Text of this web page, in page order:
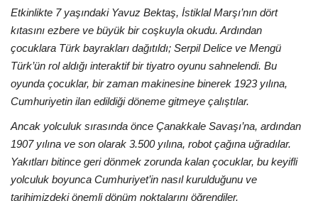
Teknoloji
Hakkımızda
Galeri
İletişim
Dilim
Etkinlikte 7 yaşındaki Yavuz Bektaş, İstiklal Marşı’nın dört
kıtasını ezbere ve büyük bir coşkuyla okudu. Ardından
çocuklara Türk bayrakları dağıtıldı; Serpil Delice ve Mengü
Türk’ün rol aldığı interaktif bir tiyatro oyunu sahnelendi. Bu
oyunda çocuklar, bir zaman makinesine binerek 1923 yılına,
Cumhuriyetin ilan edildiği döneme gitmeye çalıştılar.
Ancak yolculuk sırasında önce Çanakkale Savaşı’na, ardından
1907 yılına ve son olarak 3.500 yılına, robot çağına uğradılar.
Yakıtları bitince geri dönmek zorunda kalan çocuklar, bu keyifli
yolculuk boyunca Cumhuriyet’in nasıl kurulduğunu ve
tarihimizdeki önemli dönüm noktalarını öğrendiler.